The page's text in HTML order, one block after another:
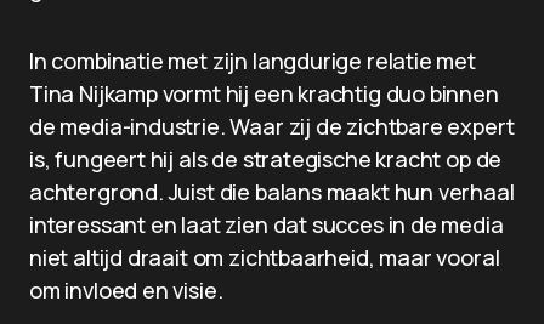
In combinatie met zijn langdurige relatie met
Tina Nijkamp vormt hij een krachtig duo binnen
de media-industrie. Waar zij de zichtbare expert
is, fungeert hij als de strategische kracht op de
achtergrond. Juist die balans maakt hun verhaal
interessant en laat zien dat succes in de media
niet altijd draait om zichtbaarheid, maar vooral
om invloed en visie.